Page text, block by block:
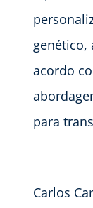
genético,
acordo
para
Carlos